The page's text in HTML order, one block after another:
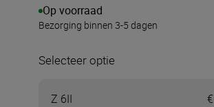
Op voorraad
Bezorging binnen 3-5 dagen
Selecteer optie
Z 6II